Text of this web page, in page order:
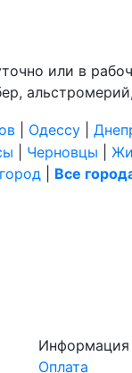
или в
Одессу
Черновцы
Все
Информация
Оплата